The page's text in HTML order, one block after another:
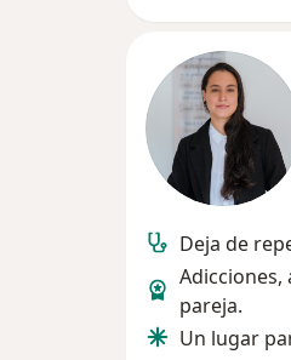
Deja de
Adicciones,
pareja.
Un lugar